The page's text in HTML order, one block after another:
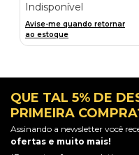
Indisponível
Avise-me quando retornar
ao estoque
QUE TAL 5% DE
PRIMEIRA
Assinando a newsletter você
ofertas e muito mais!